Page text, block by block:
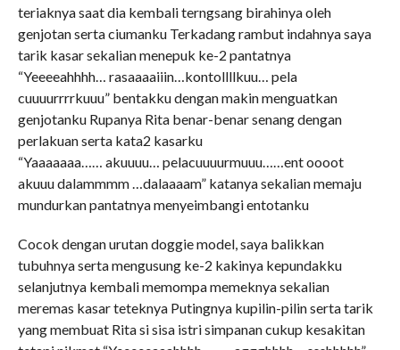
teriaknya saat dia kembali terngsang birahinya oleh
genjotan serta ciumanku Terkadang rambut indahnya saya
tarik kasar sekalian menepuk ke-2 pantatnya
“Yeeeeahhhh… rasaaaaiiin…kontollllkuu… pela
cuuuurrrrkuuu” bentakku dengan makin menguatkan
genjotanku Rupanya Rita benar-benar senang dengan
perlakuan serta kata2 kasarku
“Yaaaaaaa…… akuuuu… pelacuuuurmuuu……ent oooot
akuuu dalammmm …dalaaaam” katanya sekalian memaju
mundurkan pantatnya menyeimbangi entotanku
Cocok dengan urutan doggie model, saya balikkan
tubuhnya serta mengusung ke-2 kakinya kepundakku
selanjutnya kembali memompa memeknya sekalian
meremas kasar teteknya Putingnya kupilin-pilin serta tarik
yang membuat Rita si sisa istri simpanan cukup kesakitan